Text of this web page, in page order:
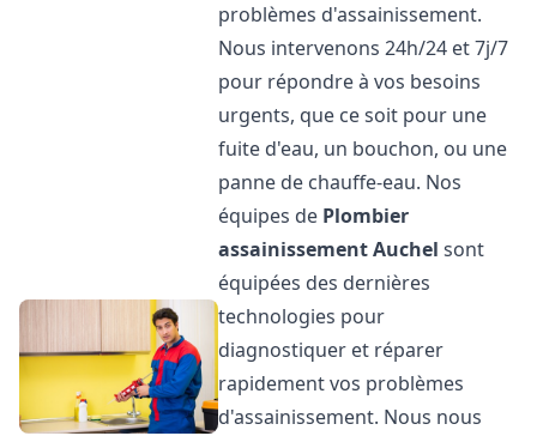
problèmes d'assainissement.
Nous intervenons 24h/24 et 7j/7
pour répondre à vos besoins
urgents, que ce soit pour une
fuite d'eau, un bouchon, ou une
panne de chauffe-eau. Nos
équipes de Plombier
assainissementAuchel sont
équipées des dernières
technologies pour
diagnostiquer et réparer
rapidement vos problèmes
d'assainissement. Nous nous